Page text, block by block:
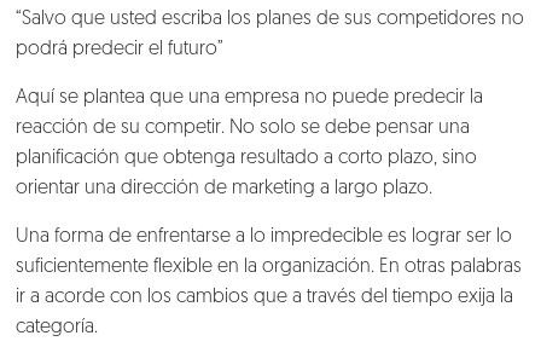
“Salvo que usted escriba los planes de sus competidores no
podrá predecir el futuro”
Aquí se plantea que una empresa no puede predecir la
reacción de su competir. No solo se debe pensar una
planificación que obtenga resultado a corto plazo, sino
orientar una dirección de marketing a largo plazo.
Una forma de enfrentarse a lo impredecible es lograr ser lo
suficientemente flexible en la organización. En otras palabras
ir a acorde con los cambios que a través del tiempo exija la
categoría.